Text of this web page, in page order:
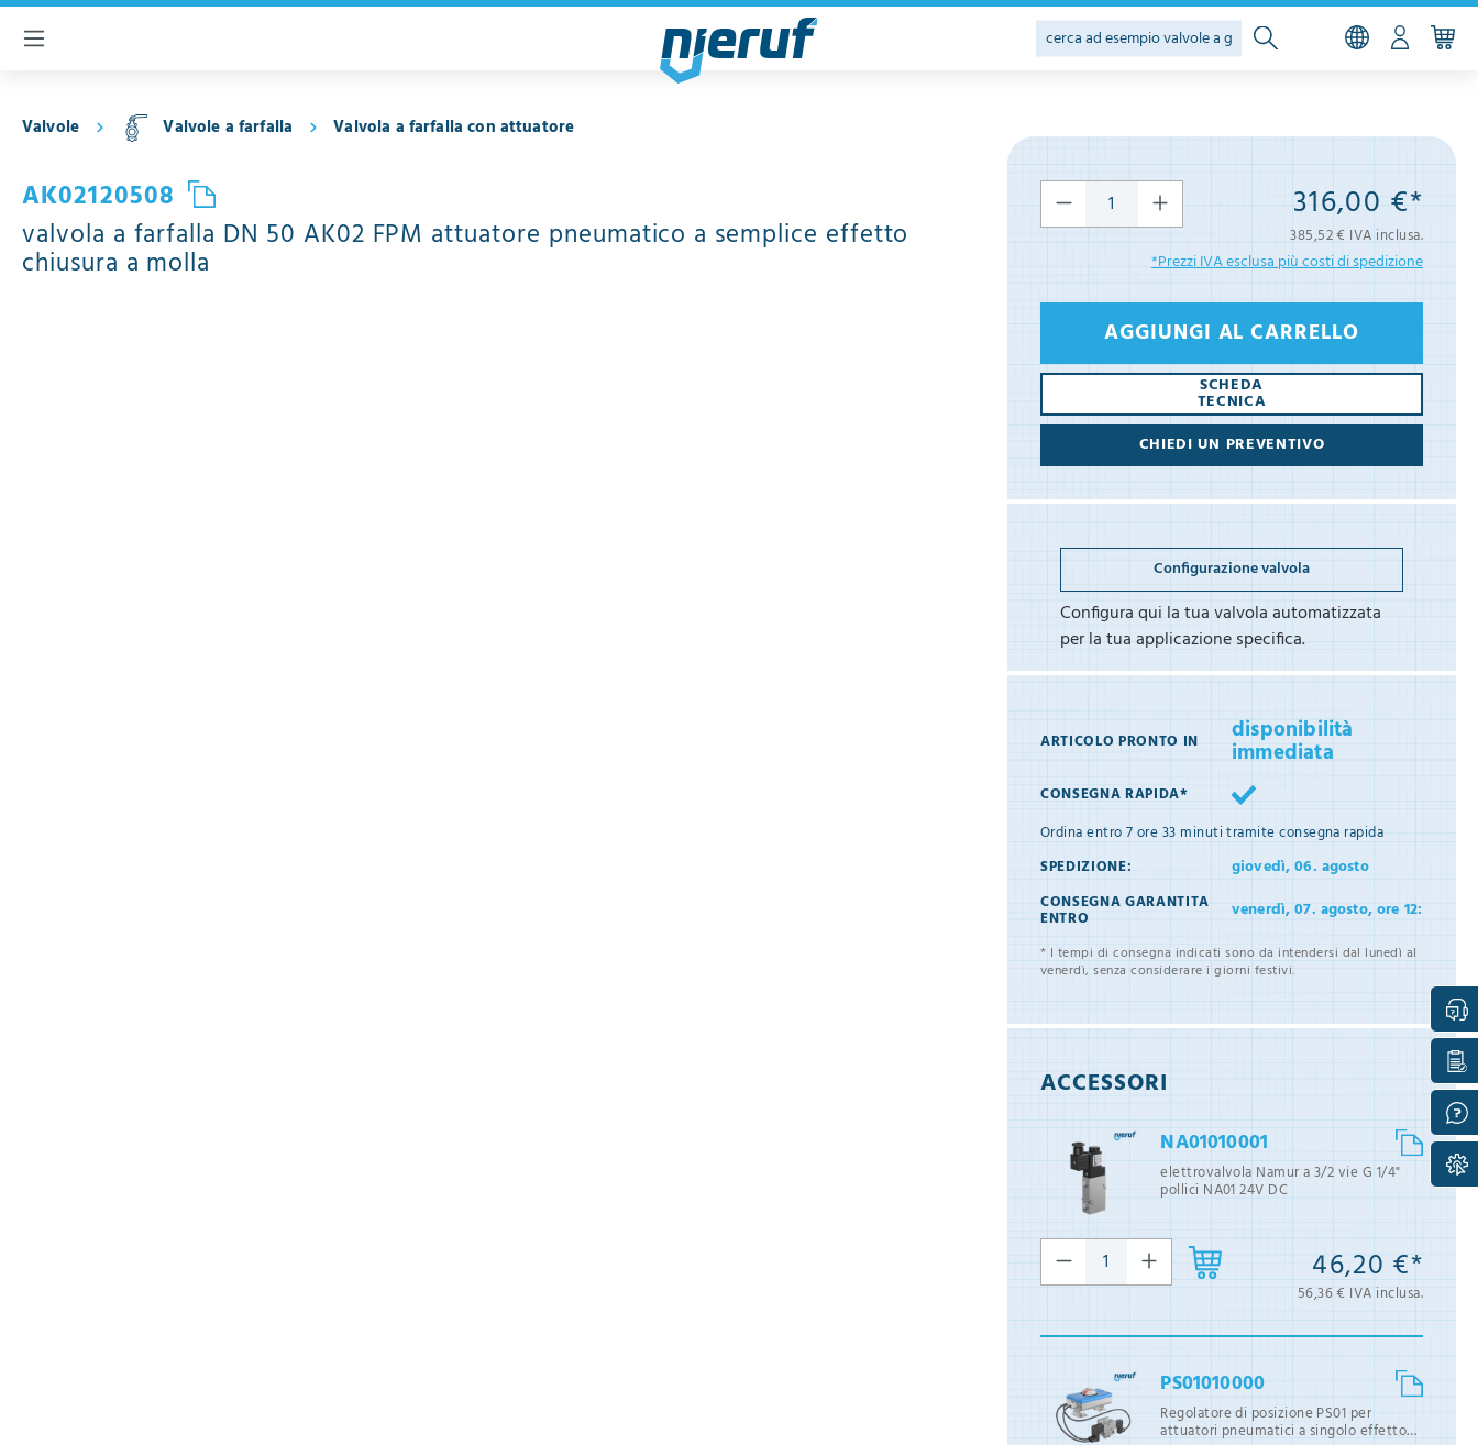
principale
Valvole Valvole a farfalla Valvola a farfalla con attuatore
AK02120508
valvola a farfalla DN 50 AK02 FPM attuatore pneumatico a semplice effetto
chiusura a molla
316,00 €*
385,52 € IVA inclusa.
*Prezzi IVA esclusa più costi di spedizione
AGGIUNGI AL CARRELLO
SCHEDA
TECNICA
CHIEDI UN PREVENTIVO
Configurazione valvola
Configura qui la tua valvola automatizzata
per la tua applicazione specifica.
ARTICOLO PRONTO IN disponibilità
immediata
CONSEGNA RAPIDA*
Ordina entro7 ore 33 minutitramite consegna rapida
SPEDIZIONE:
giovedì, 06. agosto
CONSEGNA GARANTITA
ENTRO venerdì, 07. agosto, ore 12:
* I tempi di consegna indicati sono da intendersi dal lunedì al
venerdì, senza considerare i giorni festivi.
ACCESSORI
NA01010001
elettrovalvola Namur a 3/2 vie G 1/4"
pollici NA01 24V DC
46,20 €*
56,36 € IVA inclusa.
PS01010000
Regolatore di posizione PS01 per
attuatori pneumatici a singolo effetto